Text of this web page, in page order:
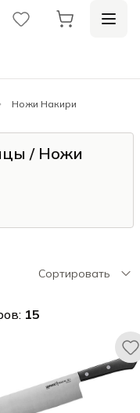
Ножи Накири
/ Ножи
Сортировать
15